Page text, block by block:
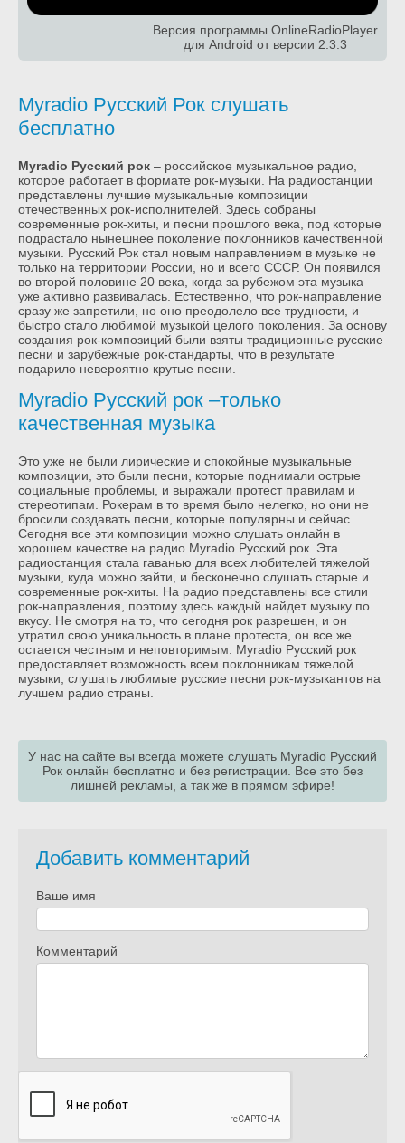
Версия программы OnlineRadioPlayer
для Android от версии 2.3.3
Myradio Русский Рок слушать
бесплатно
Myradio Русский рок – российское музыкальное радио,
которое работает в формате рок-музыки. На радиостанции
представлены лучшие музыкальные композиции
отечественных рок-исполнителей. Здесь собраны
современные рок-хиты, и песни прошлого века, под которые
подрастало нынешнее поколение поклонников качественной
музыки. Русский Рок стал новым направлением в музыке не
только на территории России, но и всего СССР. Он появился
во второй половине 20 века, когда за рубежом эта музыка
уже активно развивалась. Естественно, что рок-направление
сразу же запретили, но оно преодолело все трудности, и
быстро стало любимой музыкой целого поколения. За основу
создания рок-композиций были взяты традиционные русские
песни и зарубежные рок-стандарты, что в результате
подарило невероятно крутые песни.
Myradio Русский рок –только
качественная музыка
Это уже не были лирические и спокойные музыкальные
композиции, это были песни, которые поднимали острые
социальные проблемы, и выражали протест правилам и
стереотипам. Рокерам в то время было нелегко, но они не
бросили создавать песни, которые популярны и сейчас.
Сегодня все эти композиции можно слушать онлайн в
хорошем качестве на радио Myradio Русский рок. Эта
радиостанция стала гаванью для всех любителей тяжелой
музыки, куда можно зайти, и бесконечно слушать старые и
современные рок-хиты. На радио представлены все стили
рок-направления, поэтому здесь каждый найдет музыку по
вкусу. Не смотря на то, что сегодня рок разрешен, и он
утратил свою уникальность в плане протеста, он все же
остается честным и неповторимым. Myradio Русский рок
предоставляет возможность всем поклонникам тяжелой
музыки, слушать любимые русские песни рок-музыкантов на
лучшем радио страны.
У нас на сайте вы всегда можете слушать Myradio Русский
Рок онлайн бесплатно и без регистрации. Все это без
лишней рекламы, а так же в прямом эфире!
Добавить комментарий
Ваше имя
Комментарий